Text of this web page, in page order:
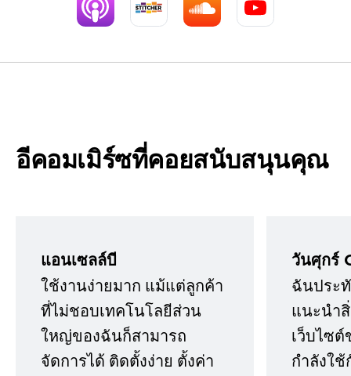
อีคอมเมิร์ซที่คอยสนับสนุนคุณ
แอนเซลล์บี
ใช้งานง่ายมาก แม้แต่ลูกค้า
ที่ไม่ชอบเทคโนโลยีส่วน
ใหญ่ของฉันก็สามารถ
จัดการได้ ติดตั้งง่าย ตั้งค่า
วันศุกร์
ฉันประ
แนะนำ
เว็บไซ
กำลังใ